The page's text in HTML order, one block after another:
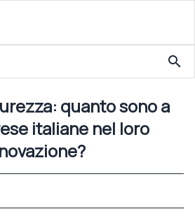
Industria e sicurezza: quanto sono a rischio le imprese italiane nel loro percorso di innovazione?
search
quanto sono a
italiane nel loro